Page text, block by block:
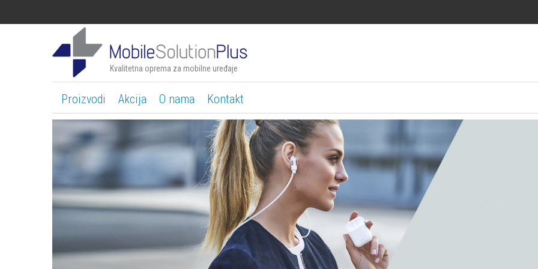
Kvalitetna oprema za mobilne uređaje
Proizvodi Akcija O nama Kontakt